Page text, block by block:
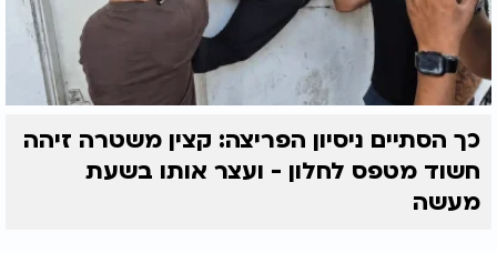
כך הסתיים ניסיון הפריצה: קצין משטרה זיהה
חשוד מטפס לחלון - ועצר אותו בשעת
מעשה